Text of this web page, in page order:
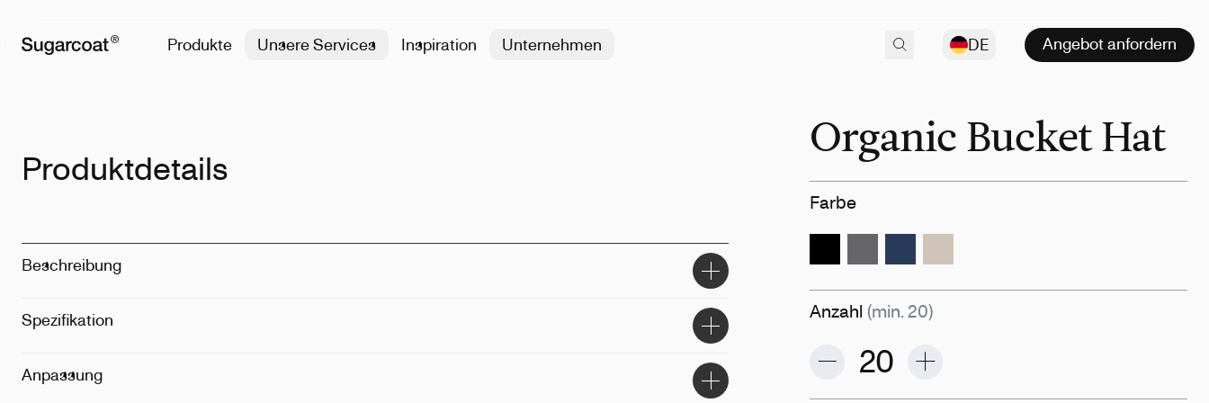
Produkte Unsere Services Inspiration Unternehmen DE Angebot anfordern
Produktdetails
Beschreibung
Spezifikation
Anpassung
Organic Bucket Hat
Farbe
Anzahl (min. 20)